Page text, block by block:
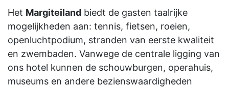
Het Margiteiland biedt de gasten taalrijke
mogelijkheden aan: tennis, fietsen, roeien,
openluchtpodium, stranden van eerste kwaliteit
en zwembaden. Vanwege de centrale ligging van
ons hotel kunnen de schouwburgen, operahuis,
museums en andere bezienswaardigheden